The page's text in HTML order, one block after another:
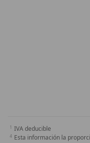
IVA deducible
Esta información la